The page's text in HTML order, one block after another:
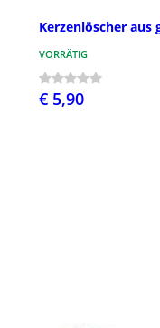
Kerzenlöscher aus
VORRÄTIG
€ 5,90